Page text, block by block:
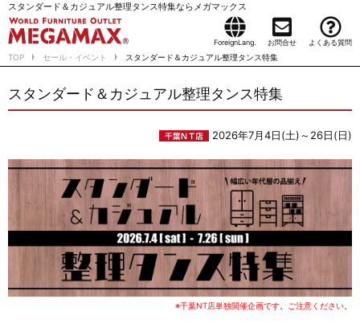
スタンダード＆カジュアル整理タンス特集ならメガマックス
ForeignLang. お問合せ よくある質問
TOP セール・イベント スタンダード＆カジュアル整理タンス特集
スタンダード＆カジュアル整理タンス特集
2026年7月4日(土)～26日(日)
※千葉NT店単独開催企画です。ご注意ください。